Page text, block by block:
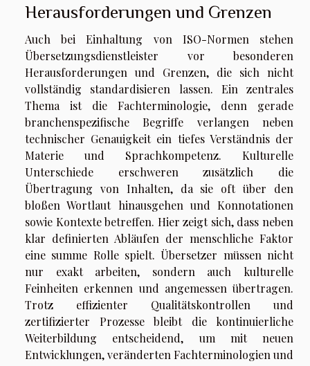
Herausforderungen und Grenzen
Auch bei Einhaltung von ISO-Normen stehen
Übersetzungsdienstleister vor besonderen
Herausforderungen und Grenzen, die sich nicht
vollständig standardisieren lassen. Ein zentrales
Thema ist die Fachterminologie, denn gerade
branchenspezifische Begriffe verlangen neben
technischer Genauigkeit ein tiefes Verständnis der
Materie und Sprachkompetenz. Kulturelle
Unterschiede erschweren zusätzlich die
Übertragung von Inhalten, da sie oft über den
bloßen Wortlaut hinausgehen und Konnotationen
sowie Kontexte betreffen. Hier zeigt sich, dass neben
klar definierten Abläufen der menschliche Faktor
eine summe Rolle spielt. Übersetzer müssen nicht
nur exakt arbeiten, sondern auch kulturelle
Feinheiten erkennen und angemessen übertragen.
Trotz effizienter Qualitätskontrollen und
zertifizierter Prozesse bleibt die kontinuierliche
Weiterbildung entscheidend, um mit neuen
Entwicklungen, veränderten Fachterminologien und